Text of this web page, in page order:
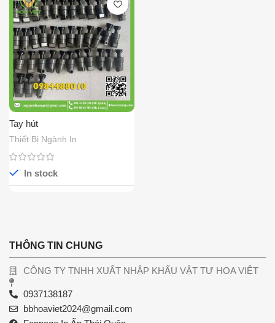
Tay hút
Thiết Bị Ngành In
In stock
THÔNG TIN CHUNG
CÔNG TY TNHH XUẤT NHẬP KHẨU VẬT TƯ HOA VIỆT
0937138187
bbhoaviet2024@gmail.com